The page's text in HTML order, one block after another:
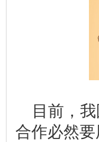
目前，
合作必然